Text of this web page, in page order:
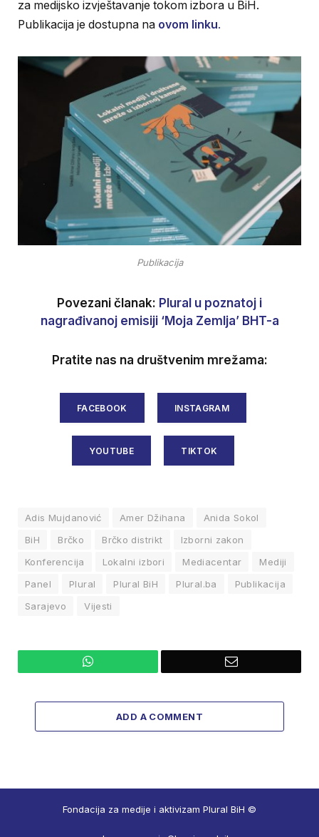
za medijsko izvještavanje tokom izbora u BiH.
Publikacija je dostupna na ovom linku.
Publikacija
Povezani članak: Plural u poznatoj i
nagrađivanoj emisiji ‘Moja Zemlja’ BHT-a
Pratite nas na društvenim mrežama:
FACEBOOK INSTAGRAM
YOUTUBE TIKTOK
Adis Mujdanović Amer Džihana
Anida Sokol
BiH
Brčko Brčko distrikt
Izborni zakon
Konferencija
Lokalni izbori Mediacentar
Mediji
Panel
Plural Plural BiH Plural.ba
Publikacija
Sarajevo
Vijesti
WhatsApp Email
ADD A COMMENT
Fondacija za medije i aktivizam Plural BiH ©